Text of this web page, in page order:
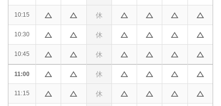
10:15
10:30
10:45
11:00
11:15
休
休
休
休
休